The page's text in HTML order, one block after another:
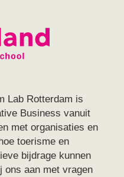
Lab Rotterdam is
Business vanuit
met organisaties en
toerisme en
bijdrage kunnen
ons aan met vragen